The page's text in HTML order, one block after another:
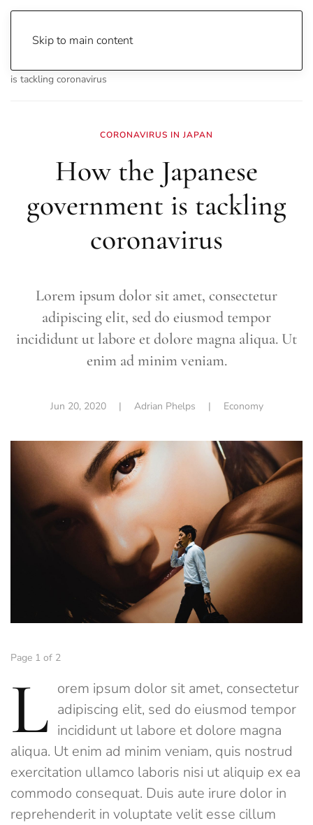
Skip to main content
is tackling coronavirus
CORONAVIRUS IN JAPAN
How the Japanese
government is tackling
coronavirus
Lorem ipsum dolor sit amet, consectetur
adipiscing elit, sed do eiusmod tempor
incididunt ut labore et dolore magna aliqua. Ut
enim ad minim veniam.
Jun 20, 2020| Adrian Phelps | Economy
Page 1 of 2
L orem ipsum dolor sit amet, consectetur
adipiscing elit, sed do eiusmod tempor
incididunt ut labore et dolore magna
aliqua. Ut enim ad minim veniam, quis nostrud
exercitation ullamco laboris nisi ut aliquip ex ea
commodo consequat. Duis aute irure dolor in
reprehenderit in voluptate velit esse cillum